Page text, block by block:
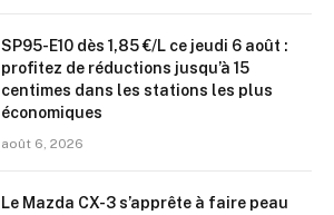
SP95-E10 dès 1,85 €/L ce jeudi 6 août :
profitez de réductions jusqu’à 15
centimes dans les stations les plus
économiques
août 6, 2026
Le Mazda CX-3 s’apprête à faire peau